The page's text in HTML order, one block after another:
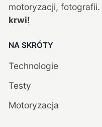
motoryzacji, fotografii.
krwi!
NA SKRÓTY
Technologie
Testy
Motoryzacja